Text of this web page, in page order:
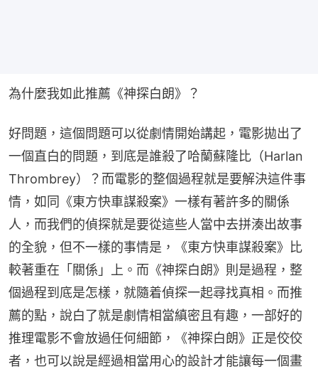
為什麼我如此推薦《神探白朗》？
好問題，這個問題可以從劇情開始講起，電影拋出了
一個直白的問題，到底是誰殺了哈蘭蘇隆比（Harlan
Thrombrey）？而電影的整個過程就是要解決這件事
情，如同《東方快車謀殺案》一樣有著許多的關係
人，而我們的偵探就是要從這些人當中去拼湊出故事
的全貌，但不一樣的事情是，《東方快車謀殺案》比
較著重在「關係」上。而《神探白朗》則是過程，整
個過程到底是怎樣，就隨着偵探一起尋找真相。而推
薦的點，說白了就是劇情相當縝密且有趣，一部好的
推理電影不會放過任何細節，《神探白朗》正是佼佼
者，也可以說是經過相當用心的設計才能讓每一個畫